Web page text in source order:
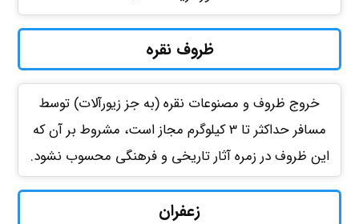
ظروف نقره
خروج ظروف و مصنوعات نقره (به جز زیورآلات) توسط
مسافر حداکثر تا 3 کیلوگرم مجاز است، مشروط بر آن که
این ظروف در زمره آثار تاریخی و فرهنگی محسوب نشود.
زعفران